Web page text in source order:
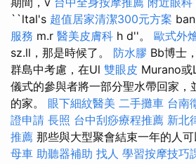
``ltal's 超值居家清潔300元方案 ban
服務 m.r 醫美皮膚科 h d''。 歐式外
sz.ll，那是時候了。 防水膠 Bb博士
群島中考慮，在Ul 雙眼皮 Murano或
儀式的參與者將一部分聖水帶回家，
的家。 眼下細紋醫美 二手攤車 台南
證申請 長照 台中刮痧療程推薦 新北
推薦 那些與大型聚會結束一年的人可
母車 助聽器補助 找人 學習按摩技巧